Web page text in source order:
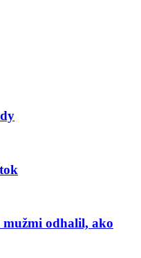
mužmi odhalil, ako